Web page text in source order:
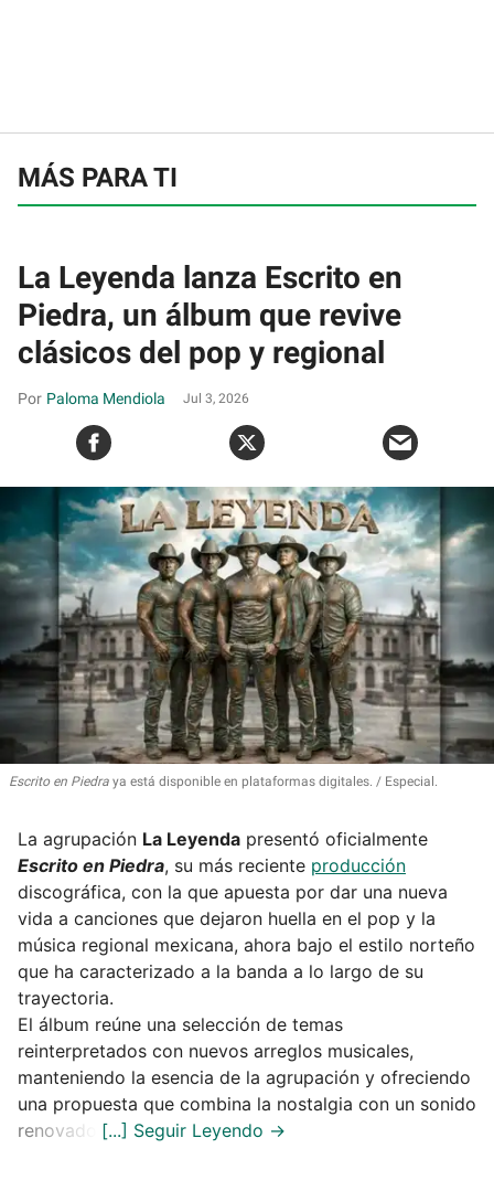
MÁS PARA TI
La Leyenda lanza Escrito en
Piedra, un álbum que revive
clásicos del pop y regional
Paloma Mendiola Jul 3, 2026
Escrito en Piedra ya está disponible en plataformas digitales. Especial.
La agrupación La Leyenda presentó oficialmente
Escrito en Piedra, su más reciente producción
discográfica, con la que apuesta por dar una nueva
vida a canciones que dejaron huella en el pop y la
música regional mexicana, ahora bajo el estilo norteño
que ha caracterizado a la banda a lo largo de su
trayectoria.
El álbum reúne una selección de temas
reinterpretados con nuevos arreglos musicales,
manteniendo la esencia de la agrupación y ofreciendo
una propuesta que combina la nostalgia con un sonido
renovado.